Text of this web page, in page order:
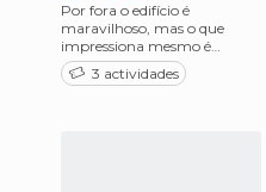
Por fora o edifício é
maravilhoso, mas o que
impressiona mesmo é
dentro. A grande escadaria é
impactante. Outros pontos
3 actividades